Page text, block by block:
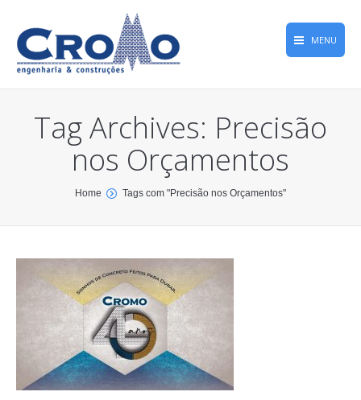
MENU
Obras
Empresa
Qualidade
Memória Greca
CROMONews
Contato
Tag Archives: Precisão
nos Orçamentos
You are here:Home Tags com "Precisão nos Orçamentos"